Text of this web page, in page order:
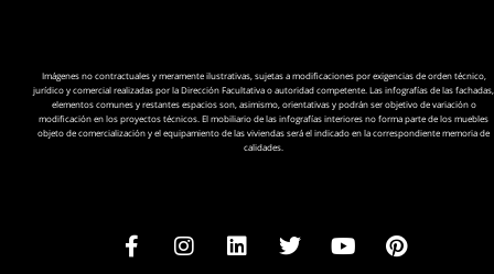
Imágenes no contractuales y meramente ilustrativas, sujetas a modificaciones por exigencias de orden técnico,
jurídico y comercial realizadas por la Dirección Facultativa o autoridad competente. Las infografías de las fachadas,
elementos comunes y restantes espacios son, asimismo, orientativas y podrán ser objetivo de variación o
modificación en los proyectos técnicos. El mobiliario de las infografías interiores no forma parte de los muebles
objeto de comercialización y el equipamiento de las viviendas será el indicado en la correspondiente memoria de
calidades.